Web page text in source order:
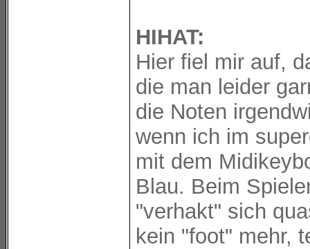
HIHAT:
Hier fiel mir auf,
die man leider
die Noten
wenn ich im
mit dem
Blau. Beim
"verhakt" sich
kein "foot" mehr,